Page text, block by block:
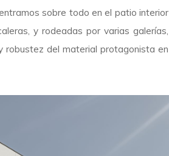
sobre todo en el patio interior
y rodeadas por varias galerías,
robustez del material protagonista en